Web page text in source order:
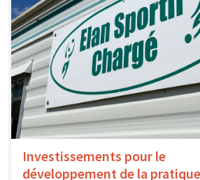
Investissements pour le
développement de la pratique